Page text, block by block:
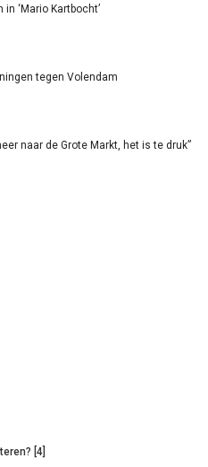
‘Mario Kartbocht’
tegen Volendam
naar de Grote Markt, het is te druk”
[4]